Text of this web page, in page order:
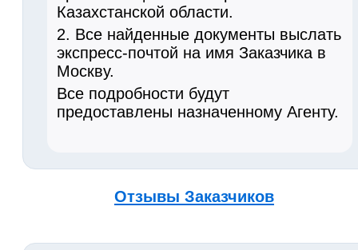
Казахстанской области.
2. Все найденные документы выслать
экспресс-почтой на имя Заказчика в
Москву.
Все подробности будут
предоставлены назначенному Агенту.
Отзывы Заказчиков